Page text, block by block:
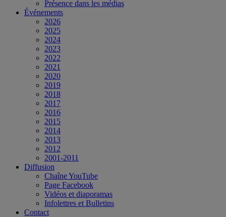
Présence dans les médias
Événements
2026
2025
2024
2023
2022
2021
2020
2019
2018
2017
2016
2015
2014
2013
2012
2001-2011
Diffusion
Chaîne YouTube
Page Facebook
Vidéos et diaporamas
Infolettres et Bulletins
Contact